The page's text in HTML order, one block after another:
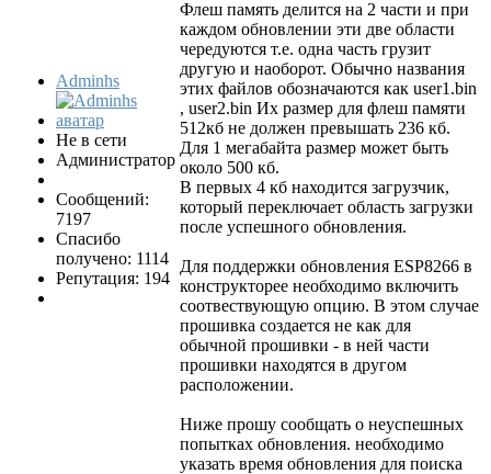
Adminhs
Не в сети
Администратор
Сообщений:
7197
Спасибо
получено: 1114
Репутация: 194
Флеш память делится на 2 части и при
каждом обновлении эти две области
чередуются т.е. одна часть грузит
другую и наоборот. Обычно названия
этих файлов обозначаются как user1.bin
, user2.bin Их размер для флеш памяти
512кб не должен превышать 236 кб.
Для 1 мегабайта размер может быть
около 500 кб.
В первых 4 кб находится загрузчик,
который переключает область загрузки
после успешного обновления.
Для поддержки обновления ESP8266 в
конструкторее необходимо включить
соотвествующую опцию. В этом случае
прошивка создается не как для
обычной прошивки - в ней части
прошивки находятся в другом
расположении.
Ниже прошу сообщать о неуспешных
попытках обновления. необходимо
указать время обновления для поиска